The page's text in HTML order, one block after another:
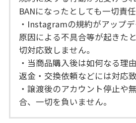
BANになったとしても一切責
・Instagramの規約がアップ
原因による不具合等が起きた
切対応致しません。
・当商品購入後は如何なる理
返金・交換依頼などには対応致
・譲渡後のアカウント停止や
合、一切を負いません。